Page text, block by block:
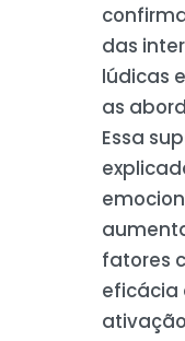
das
lúdicas
as
Essa
fatores
eficácia